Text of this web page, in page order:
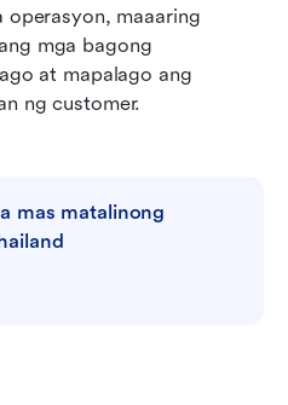
operasyon, maaaring
mga bagong
at mapalago ang
ng customer.
mas matalinong